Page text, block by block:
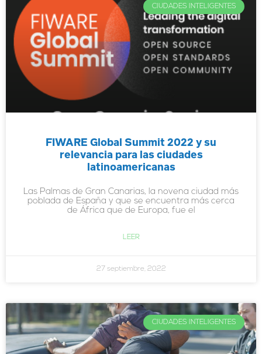
CIUDADES INTELIGENTES
FIWARE Global Summit 2022 y su
relevancia para las ciudades
latinoamericanas
Las Palmas de Gran Canarias, la novena ciudad más
poblada de España y que se encuentra más cerca
de África que de Europa, fue el
LEER
27 septiembre, 2022
CIUDADES INTELIGENTES